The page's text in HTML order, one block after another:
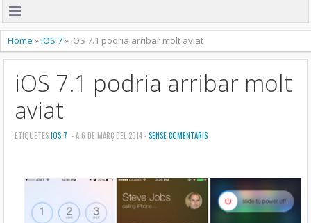
Home »iOS 7» iOS 7.1 podria arribar molt aviat
iOS 7.1 podria arribar molt
aviat
ETIQUETESIOS 7 - A 6 DE MARÇ DEL 2014 -SENSE COMENTARIS